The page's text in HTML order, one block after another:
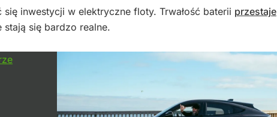
inwestycji w elektryczne floty. Trwałość baterii przestaje
się bardzo realne.